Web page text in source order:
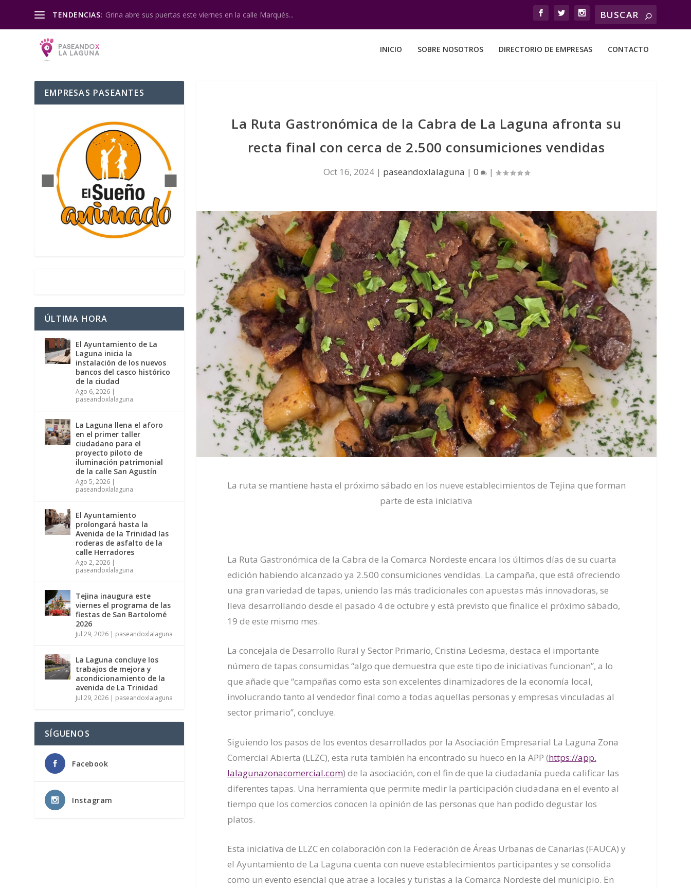
TENDENCIAS: Grina abre sus puertas este viernes en la calle Marqués...
INICIO SOBRE NOSOTROS DIRECTORIO DE EMPRESAS CONTACTO
La Ruta Gastronómica de la Cabra de La Laguna afronta su
recta final con cerca de 2.500 consumiciones vendidas
Oct 16, 2024| paseandoxlalaguna | 0 |
La ruta se mantiene hasta el próximo sábado en los nueve establecimientos de Tejina que forman
parte de esta iniciativa
La Ruta Gastronómica de la Cabra de la Comarca Nordeste encara los últimos días de su cuarta
edición habiendo alcanzado ya 2.500 consumiciones vendidas. La campaña, que está ofreciendo
una gran variedad de tapas, uniendo las más tradicionales con apuestas más innovadoras, se
lleva desarrollando desde el pasado 4 de octubre y está previsto que finalice el próximo sábado,
19 de este mismo mes.
La concejala de Desarrollo Rural y Sector Primario, Cristina Ledesma, destaca el importante
número de tapas consumidas “algo que demuestra que este tipo de iniciativas funcionan”, a lo
que añade que “campañas como esta son excelentes dinamizadores de la economía local,
involucrando tanto al vendedor final como a todas aquellas personas y empresas vinculadas al
sector primario”, concluye.
Siguiendo los pasos de los eventos desarrollados por la Asociación Empresarial La Laguna Zona
Comercial Abierta (LLZC), esta ruta también ha encontrado su hueco en la APP (https://app.
lalagunazonacomercial.com) de la asociación, con el fin de que la ciudadanía pueda calificar las
diferentes tapas. Una herramienta que permite medir la participación ciudadana en el evento al
tiempo que los comercios conocen la opinión de las personas que han podido degustar los
platos.
Esta iniciativa de LLZC en colaboración con la Federación de Áreas Urbanas de Canarias (FAUCA) y
el Ayuntamiento de La Laguna cuenta con nueve establecimientos participantes y se consolida
como un evento esencial que atrae a locales y turistas a la Comarca Nordeste del municipio. En
EMPRESAS PASEANTES
ÚLTIMA HORA
El Ayuntamiento de La
Laguna inicia la
instalación de los nuevos
bancos del casco histórico
de la ciudad
Ago 6, 2026 |
paseandoxlalaguna
La Laguna llena el aforo
en el primer taller
ciudadano para el
proyecto piloto de
iluminación patrimonial
de la calle San Agustín
Ago 5, 2026 |
paseandoxlalaguna
El Ayuntamiento
prolongará hasta la
Avenida de la Trinidad las
roderas de asfalto de la
calle Herradores
Ago 2, 2026 |
paseandoxlalaguna
Tejina inaugura este
viernes el programa de las
fiestas de San Bartolomé
2026
Jul 29, 2026 | paseandoxlalaguna
La Laguna concluye los
trabajos de mejora y
acondicionamiento de la
avenida de La Trinidad
Jul 29, 2026 | paseandoxlalaguna
SÍGUENOS
Facebook
Instagram